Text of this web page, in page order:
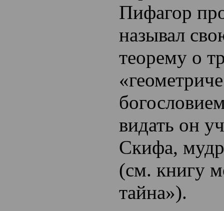
Пифагор
называл
теорему о
видать он
Скифа,
(см. книгу
тайна»).